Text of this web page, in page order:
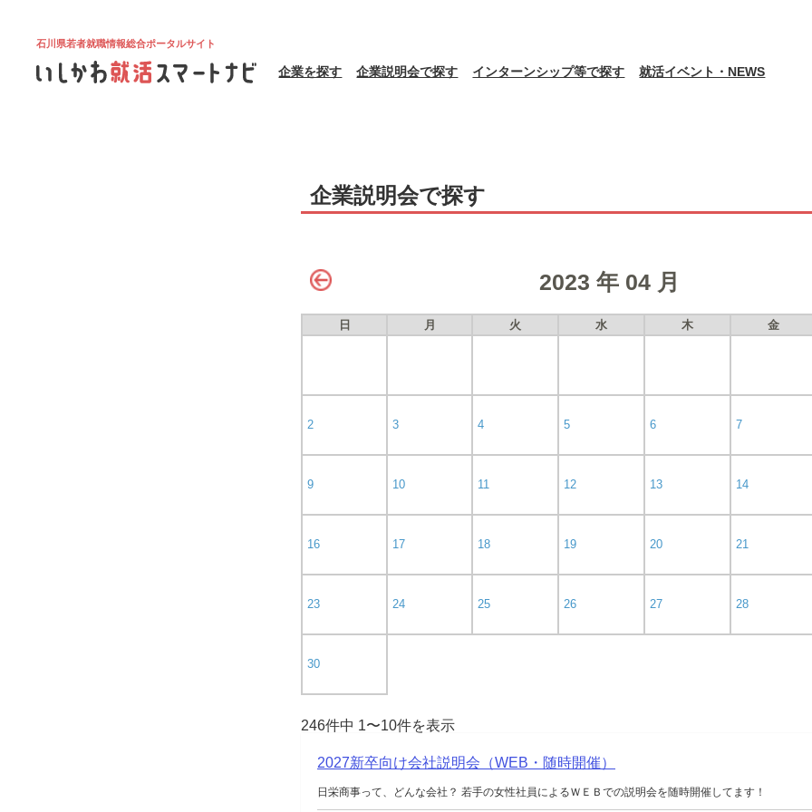
石川県若者就職情報総合ポータルサイト
企業を探す 企業説明会で探す インターンシップ等で探す 就活イベント・NEWS
企業説明会で探す
2023 年 04 月
日 月 火 水 木 金
2 3 4 5 6 7
9 10 11 12 13 14
16 17 18 19 20 21
23 24 25 26 27 28
30
246件中 1〜10件を表示
2027新卒向け会社説明会（WEB・随時開催）
日栄商事って、どんな会社？ 若手の女性社員によるＷＥＢでの説明会を随時開催してます！